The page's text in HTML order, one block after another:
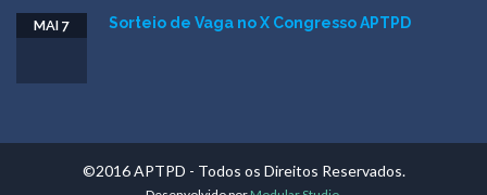
Sorteio de Vaga no X Congresso APTPD
MAI 7
©2016 APTPD - Todos os Direitos Reservados.